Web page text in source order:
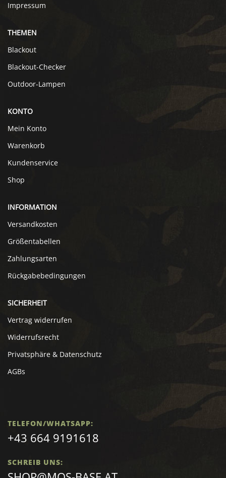
Impressum
THEMEN
Blackout
Blackout-Checker
Outdoor-Lampen
KONTO
Mein Konto
Warenkorb
Kundenservice
Shop
INFORMATION
Versandkosten
Größentabellen
Zahlungsarten
Rückgabebedingungen
SICHERHEIT
Vertrag widerrufen
Widerrufsrecht
Privatsphäre & Datenschutz
AGBs
TELEFON/WHATSAPP:
+43 664 9191618
SCHREIB UNS: